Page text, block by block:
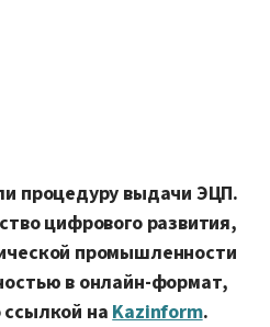
процедуру выдачи ЭЦП.
цифрового развития,
промышленности
в онлайн-формат,
на Kazinform.